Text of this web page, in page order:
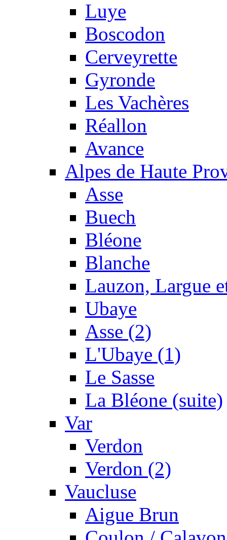
Luye
Boscodon
Cerveyrette
Gyronde
Les Vachères
Réallon
Avance
Alpes de Haute
Asse
Buech
Bléone
Blanche
Lauzon, Largue
Ubaye
Asse (2)
L'Ubaye (1)
Le Sasse
La Bléone (suite)
Var
Verdon
Verdon (2)
Vaucluse
Aigue Brun